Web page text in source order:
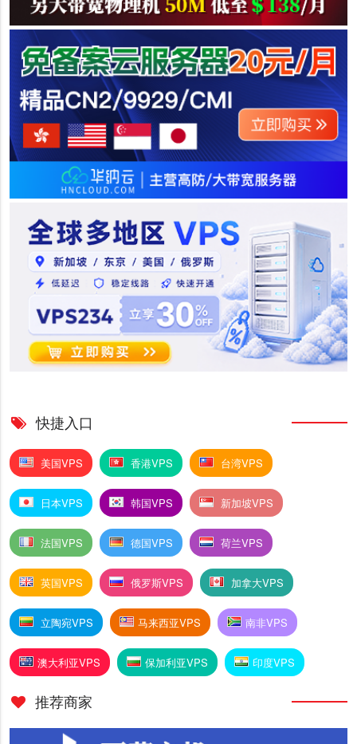
快捷入口
美国VPS 香港VPS 台湾VPS
日本VPS 韩国VPS 新加坡VPS
法国VPS 德国VPS 荷兰VPS
英国VPS 俄罗斯VPS 加拿大VPS
立陶宛VPS 马来西亚VPS 南非VPS
澳大利亚VPS 保加利亚VPS 印度VPS
推荐商家